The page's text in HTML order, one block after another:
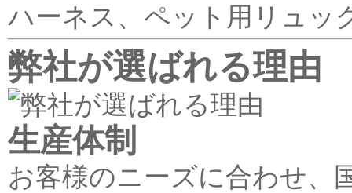
ハーネス、ペット用リュッ
弊社が選ばれる理由
生産体制
お客様のニーズに合わせ、